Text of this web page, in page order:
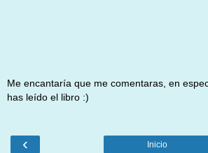
Me encantaría que me comentaras, en
has leído el libro :)
‹ Inicio